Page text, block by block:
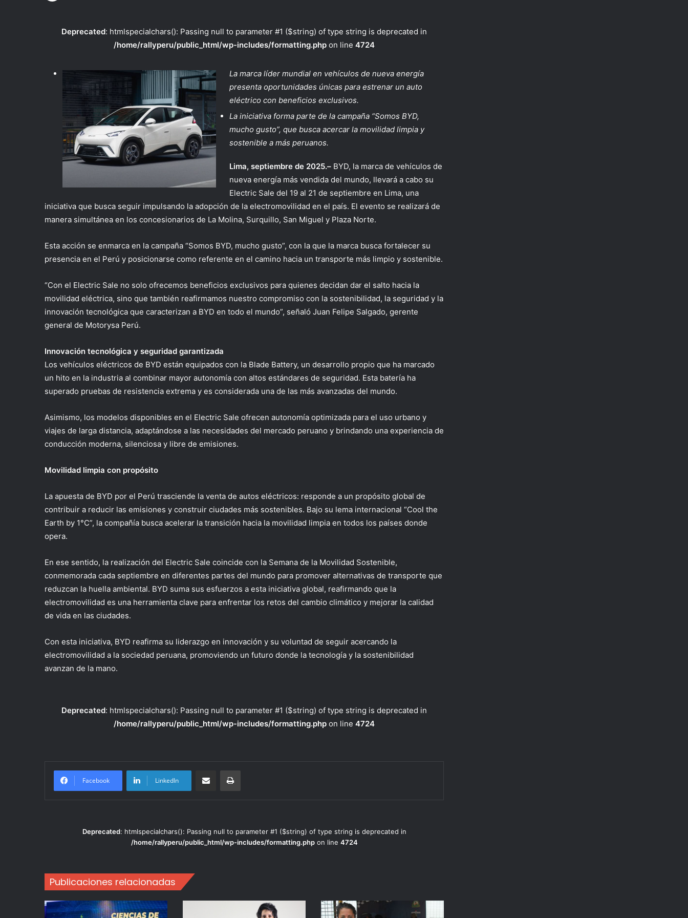
Deprecated: htmlspecialchars(): Passing null to parameter #1 ($string) of type string is deprecated in
/home/rallyperu/public_html/wp-includes/formatting.php on line 4724
La marca líder mundial en vehículos de nueva energía
presenta oportunidades únicas para estrenar un auto
eléctrico con beneficios exclusivos.
La iniciativa forma parte de la campaña “Somos BYD,
mucho gusto”, que busca acercar la movilidad limpia y
sostenible a más peruanos.
Lima, septiembre de 2025.– BYD, la marca de vehículos de
nueva energía más vendida del mundo, llevará a cabo su
Electric Sale del 19 al 21 de septiembre en Lima, una
iniciativa que busca seguir impulsando la adopción de la electromovilidad en el país. El evento se realizará de
manera simultánea en los concesionarios de La Molina, Surquillo, San Miguel y Plaza Norte.
Esta acción se enmarca en la campaña “Somos BYD, mucho gusto”, con la que la marca busca fortalecer su
presencia en el Perú y posicionarse como referente en el camino hacia un transporte más limpio y sostenible.
“Con el Electric Sale no solo ofrecemos beneficios exclusivos para quienes decidan dar el salto hacia la
movilidad eléctrica, sino que también reafirmamos nuestro compromiso con la sostenibilidad, la seguridad y la
innovación tecnológica que caracterizan a BYD en todo el mundo”, señaló Juan Felipe Salgado, gerente
general de Motorysa Perú.
Innovación tecnológica y seguridad garantizada
Los vehículos eléctricos de BYD están equipados con la Blade Battery, un desarrollo propio que ha marcado
un hito en la industria al combinar mayor autonomía con altos estándares de seguridad. Esta batería ha
superado pruebas de resistencia extrema y es considerada una de las más avanzadas del mundo.
Asimismo, los modelos disponibles en el Electric Sale ofrecen autonomía optimizada para el uso urbano y
viajes de larga distancia, adaptándose a las necesidades del mercado peruano y brindando una experiencia de
conducción moderna, silenciosa y libre de emisiones.
Movilidad limpia con propósito
La apuesta de BYD por el Perú trasciende la venta de autos eléctricos: responde a un propósito global de
contribuir a reducir las emisiones y construir ciudades más sostenibles. Bajo su lema internacional “Cool the
Earth by 1°C”, la compañía busca acelerar la transición hacia la movilidad limpia en todos los países donde
opera.
En ese sentido, la realización del Electric Sale coincide con la Semana de la Movilidad Sostenible,
conmemorada cada septiembre en diferentes partes del mundo para promover alternativas de transporte que
reduzcan la huella ambiental. BYD suma sus esfuerzos a esta iniciativa global, reafirmando que la
electromovilidad es una herramienta clave para enfrentar los retos del cambio climático y mejorar la calidad
de vida en las ciudades.
Con esta iniciativa, BYD reafirma su liderazgo en innovación y su voluntad de seguir acercando la
electromovilidad a la sociedad peruana, promoviendo un futuro donde la tecnología y la sostenibilidad
avanzan de la mano.
Deprecated: htmlspecialchars(): Passing null to parameter #1 ($string) of type string is deprecated in
/home/rallyperu/public_html/wp-includes/formatting.php on line 4724
Facebook LinkedIn
Compartir por correo electrónicoImprimir
Deprecated: htmlspecialchars(): Passing null to parameter #1 ($string) of type string is deprecated in
/home/rallyperu/public_html/wp-includes/formatting.phpon line 4724
Publicaciones relacionadas